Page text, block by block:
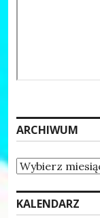
ARCHIWUM
Archiwum
KALENDARZ